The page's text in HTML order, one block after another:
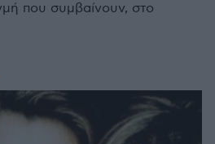
που συμβαίνουν, στο